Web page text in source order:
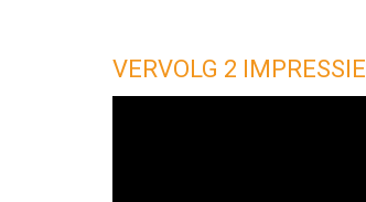
VERVOLG 2 IMPRESSIE